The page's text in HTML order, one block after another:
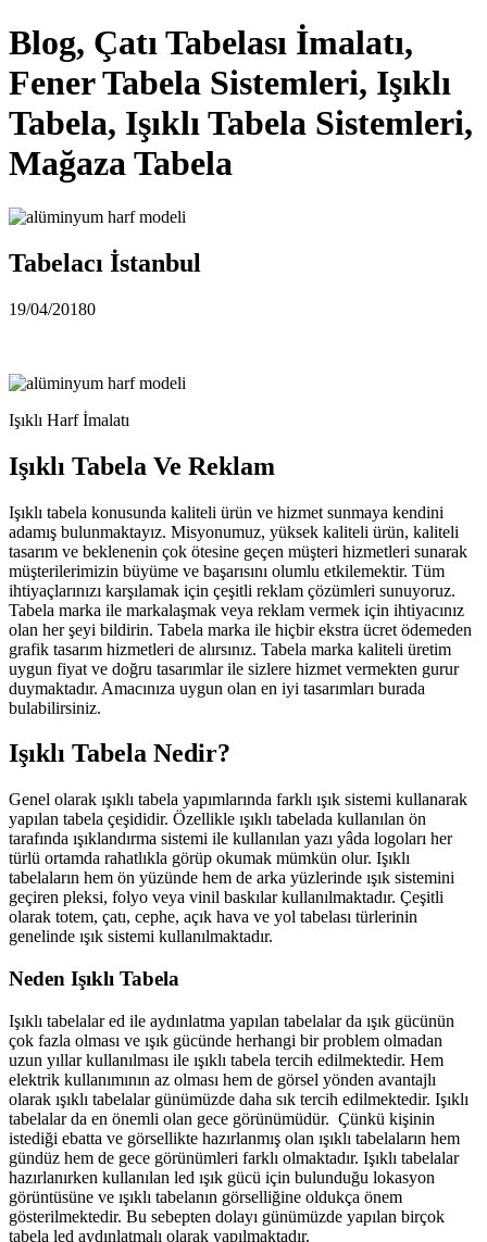
Blog, Çatı Tabelası İmalatı,
Fener Tabela Sistemleri, Işıklı
Tabela, Işıklı Tabela Sistemleri,
Mağaza Tabela
Tabelacı İstanbul
19/04/20180
Işıklı Harf İmalatı
Işıklı Tabela Ve Reklam
Işıklı tabela konusunda kaliteli ürün ve hizmet sunmaya kendini
adamış bulunmaktayız. Misyonumuz, yüksek kaliteli ürün, kaliteli
tasarım ve beklenenin çok ötesine geçen müşteri hizmetleri sunarak
müşterilerimizin büyüme ve başarısını olumlu etkilemektir. Tüm
ihtiyaçlarınızı karşılamak için çeşitli reklam çözümleri sunuyoruz.
Tabela marka ile markalaşmak veya reklam vermek için ihtiyacınız
olan her şeyi bildirin. Tabela marka ile hiçbir ekstra ücret ödemeden
grafik tasarım hizmetleri de alırsınız. Tabela marka kaliteli üretim
uygun fiyat ve doğru tasarımlar ile sizlere hizmet vermekten gurur
duymaktadır. Amacınıza uygun olan en iyi tasarımları burada
bulabilirsiniz.
Işıklı Tabela Nedir?
Genel olarak ışıklı tabela yapımlarında farklı ışık sistemi kullanarak
yapılan tabela çeşididir. Özellikle ışıklı tabelada kullanılan ön
tarafında ışıklandırma sistemi ile kullanılan yazı yâda logoları her
türlü ortamda rahatlıkla görüp okumak mümkün olur. Işıklı
tabelaların hem ön yüzünde hem de arka yüzlerinde ışık sistemini
geçiren pleksi, folyo veya vinil baskılar kullanılmaktadır. Çeşitli
olarak totem, çatı, cephe, açık hava ve yol tabelası türlerinin
genelinde ışık sistemi kullanılmaktadır.
Neden Işıklı Tabela
Işıklı tabelalar ed ile aydınlatma yapılan tabelalar da ışık gücünün
çok fazla olması ve ışık gücünde herhangi bir problem olmadan
uzun yıllar kullanılması ile ışıklı tabela tercih edilmektedir. Hem
elektrik kullanımının az olması hem de görsel yönden avantajlı
olarak ışıklı tabelalar günümüzde daha sık tercih edilmektedir. Işıklı
tabelalar da en önemli olan gece görünümüdür. Çünkü kişinin
istediği ebatta ve görsellikte hazırlanmış olan ışıklı tabelaların hem
gündüz hem de gece görünümleri farklı olmaktadır. Işıklı tabelalar
hazırlanırken kullanılan led ışık gücü için bulunduğu lokasyon
görüntüsüne ve ışıklı tabelanın görselliğine oldukça önem
gösterilmektedir. Bu sebepten dolayı günümüzde yapılan birçok
tabela led aydınlatmalı olarak yapılmaktadır.